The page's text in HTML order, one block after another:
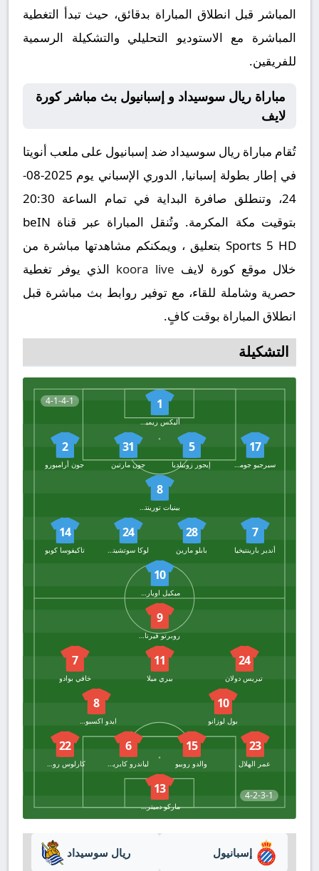
المباشر قبل انطلاق المباراة بدقائق، حيث تبدأ التغطية
المباشرة مع الاستوديو التحليلي والتشكيلة الرسمية
للفريقين.
مباراة ريال سوسيداد و إسبانيول بث مباشر كورة
لايف
تُقام مباراة ريال سوسيداد ضد إسبانيول على ملعب أنويتا
في إطار بطولة إسبانيا, الدوري الإسباني يوم 2025-08-
24، وتنطلق صافرة البداية في تمام الساعة 20:30
بتوقيت مكة المكرمة. وتُنقل المباراة عبر قناة beIN
Sports 5 HD بتعليق ، ويمكنكم مشاهدتها مباشرة من
خلال موقع كورة لايف koora live الذي يوفر تغطية
حصرية وشاملة للقاء، مع توفير روابط بث مباشرة قبل
انطلاق المباراة بوقت كافٍ.
التشكيلة
4-1-4-1 1
أليكس ريميرو
17
سيرجيو جوميز
5
إيجور زوبيلديا
31
جون مارتين
2
جون أرامبورو
8
بينيات تورينتيس
7
أندير بارينتيخيا
28
بابلو مارين
24
لوكا سوتشيتش
14
تاكيفوسا كوبو
10
ميكيل اويارزابال
4-2-3-1
9
روبرتو فيرنانديز
24
تيريس دولان
11
بيري ميلا
7
خافي بوادو
10
بول لوزانو
8
ايدو اكسبوسيتو
23
عمر الهلال
15
والدو روبيو
6
لياندرو كابريرا
22
كارلوس روميرو
13
ماركو دميتروفيتش
ريال سوسيداد إسبانيول